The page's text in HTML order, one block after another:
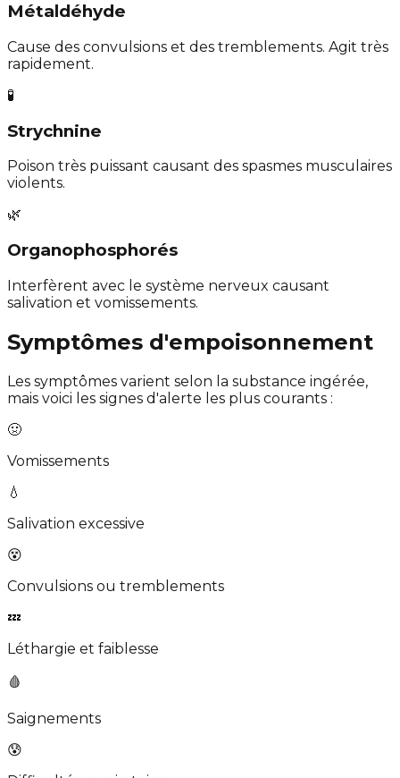
Métaldéhyde
Cause des convulsions et des tremblements. Agit très
rapidement.
🧪
Strychnine
Poison très puissant causant des spasmes musculaires
violents.
🌿
Organophosphorés
Interfèrent avec le système nerveux causant
salivation et vomissements.
Symptômes d'empoisonnement
Les symptômes varient selon la substance ingérée,
mais voici les signes d'alerte les plus courants :
🤢
Vomissements
💧
Salivation excessive
😵
Convulsions ou tremblements
💤
Léthargie et faiblesse
🩸
Saignements
😰